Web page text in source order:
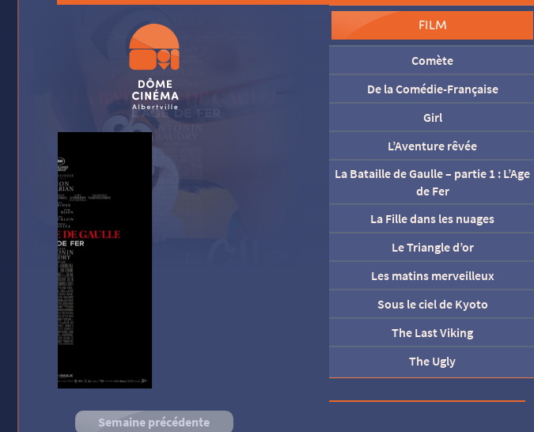
Semaine précédente
FILM
Comète
De la Comédie-Française
Girl
L’Aventure rêvée
La Bataille de Gaulle – Partie 2 : J’écris
ton nom
La Bataille de Gaulle – partie 1 : L’Age
de Fer
La Fille dans les nuages
Le Triangle d’or
Les matins merveilleux
Sous le ciel de Kyoto
The Last Viking
The Ugly
Tombé du ciel
Une affaire turque
Un grand raccourci